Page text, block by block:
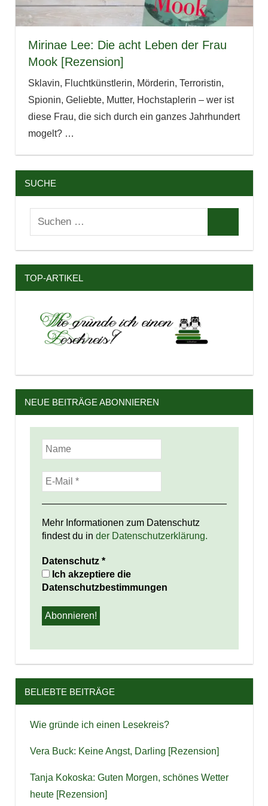
Mirinae Lee: Die acht Leben der Frau
Mook [Rezension]
Sklavin, Fluchtkünstlerin, Mörderin, Terroristin,
Spionin, Geliebte, Mutter, Hochstaplerin – wer ist
diese Frau, die sich durch ein ganzes Jahrhundert
mogelt? …
SUCHE
Suchen
TOP-ARTIKEL
NEUE BEITRÄGE ABONNIEREN
Mehr Informationen zum Datenschutz
findest du in der Datenschutzerklärung.
Datenschutz *
Ich akzeptiere die
Datenschutzbestimmungen
BELIEBTE BEITRÄGE
Wie gründe ich einen Lesekreis?
Vera Buck: Keine Angst, Darling [Rezension]
Tanja Kokoska: Guten Morgen, schönes Wetter
heute [Rezension]